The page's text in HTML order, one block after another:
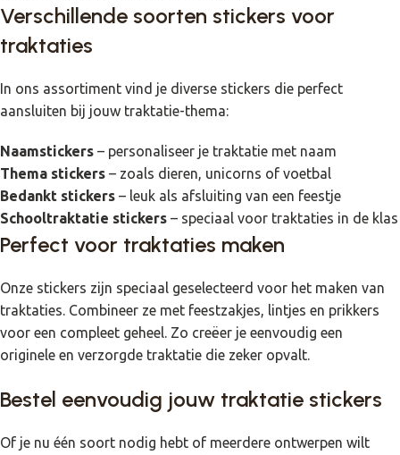
Verschillende soorten stickers voor
traktaties
In ons assortiment vind je diverse stickers die perfect
aansluiten bij jouw traktatie-thema:
Naamstickers – personaliseer je traktatie met naam
Thema stickers – zoals dieren, unicorns of voetbal
Bedankt stickers – leuk als afsluiting van een feestje
Schooltraktatie stickers – speciaal voor traktaties in de klas
Perfect voor traktaties maken
Onze stickers zijn speciaal geselecteerd voor het maken van
traktaties. Combineer ze met feestzakjes, lintjes en prikkers
voor een compleet geheel. Zo creëer je eenvoudig een
originele en verzorgde traktatie die zeker opvalt.
Bestel eenvoudig jouw traktatie stickers
Of je nu één soort nodig hebt of meerdere ontwerpen wilt